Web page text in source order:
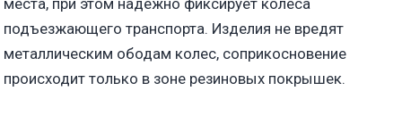
места, при этом надежно фиксирует колеса
подъезжающего транспорта. Изделия не вредят
металлическим ободам колес, соприкосновение
происходит только в зоне резиновых покрышек.